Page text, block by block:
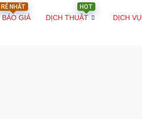
RẺ NHẤT
BÁO GIÁ
HOT
DỊCH THUẬT DỊCH